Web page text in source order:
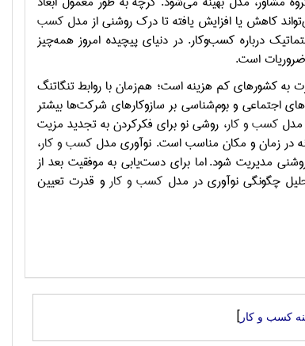
کسب
درباره کسب‌وکار. در دنیای پیچیده‌ امروز همه‌چیز
است.
به کشورهای کم هزینه‌ است؛ هم‌زمان با روابط تنگاتنگ
اجتماعی و بوم‌شناسی بر سازوکارهای شرکت‌ها بیشتر
مدلکسب و کار، روشی نو برای فکرکردن به تجدید مزیت
در زمان و مکان مناسب است. نوآوری مدل کسب و کار،
روشنی مدیریت شود.اما برای دست‌یابی به موفقیت بعد از
چگونگی نوآوری در مدل کسب و کارو قدرت تعیین
کسب و کار ]